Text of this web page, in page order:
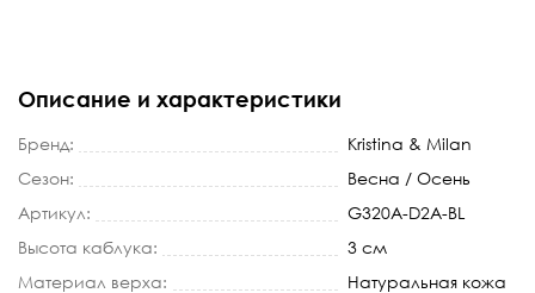
Описание и характеристики
Бренд:
Kristina & Milan
Сезон:
Весна / Осень
Артикул:
G320A-D2A-BL
Высота каблука:
3 см
Материал верха:
Натуральная кожа